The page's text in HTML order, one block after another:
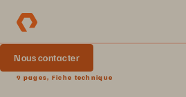
Nous contacter
9 pages, Fiche technique